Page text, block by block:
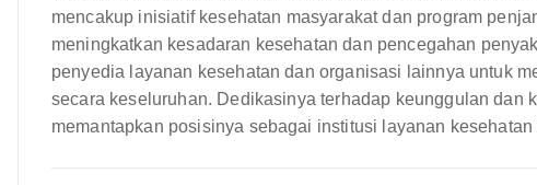
mencakup inisiatif kesehatan masyarakat dan program
meningkatkan kesadaran kesehatan dan pencegahan
penyedia layanan kesehatan dan organisasi lainnya untuk
secara keseluruhan. Dedikasinya terhadap keunggulan dan
memantapkan posisinya sebagai institusi layanan